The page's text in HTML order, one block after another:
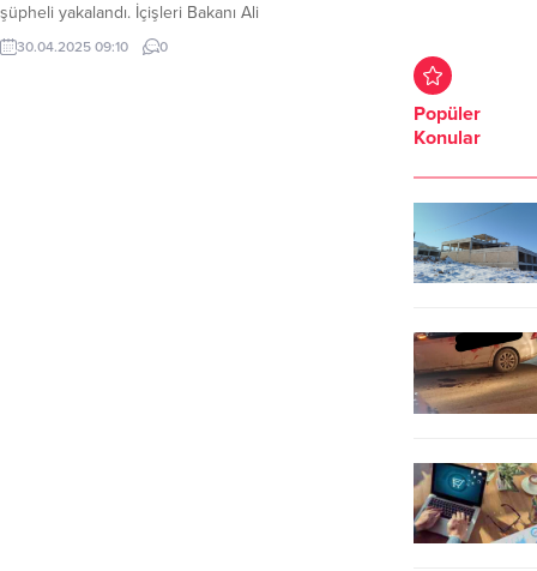
şüpheli yakalandı. İçişleri Bakanı Ali
Yerlikaya, 42 ilde FETÖ’ye yönelik
yapılan operasyonlarda 169
30.04.2025 09:10 0
Popüler
Konular